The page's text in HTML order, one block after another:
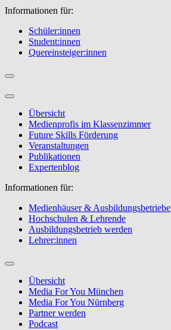
Informationen für:
Schüler:innen
Student:innen
Quereinsteiger:innen
Übersicht
Medienprofis im Klassenzimmer
Future Skills Förderung
Veranstaltungen
Publikationen
Expertenblog
Informationen für:
Medienhäuser & Ausbildungsbetriebe
Hochschulen & Lehrende
Ausbildungsbetrieb werden
Lehrer:innen
Übersicht
Media For You München
Media For You Nürnberg
Partner werden
Podcast